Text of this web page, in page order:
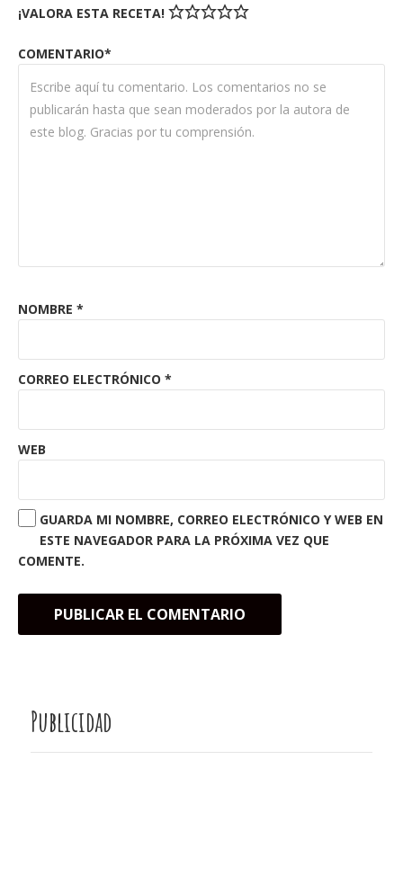
¡VALORA ESTA RECETA!
COMENTARIO*
NOMBRE *
CORREO ELECTRÓNICO *
WEB
GUARDA MI NOMBRE, CORREO ELECTRÓNICO Y WEB EN
ESTE NAVEGADOR PARA LA PRÓXIMA VEZ QUE
COMENTE.
Publicidad